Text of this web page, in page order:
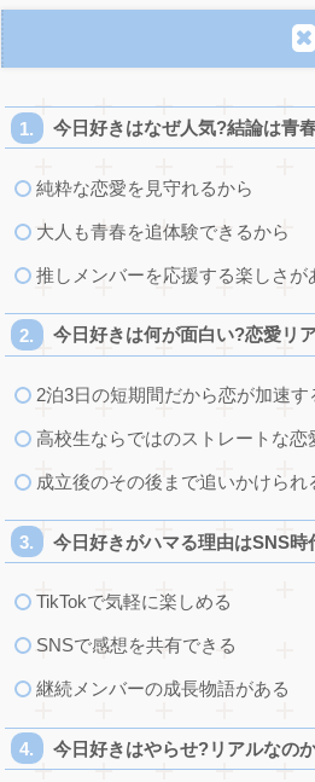
今日好きはなぜ人気?結論は青
純粋な恋愛を見守れるから
大人も青春を追体験できるから
推しメンバーを応援する楽しさが
今日好きは何が面白い?恋愛リ
2泊3日の短期間だから恋が加速す
高校生ならではのストレートな恋
成立後のその後まで追いかけられ
今日好きがハマる理由はSNS時
TikTokで気軽に楽しめる
SNSで感想を共有できる
継続メンバーの成長物語がある
今日好きはやらせ?リアルなの